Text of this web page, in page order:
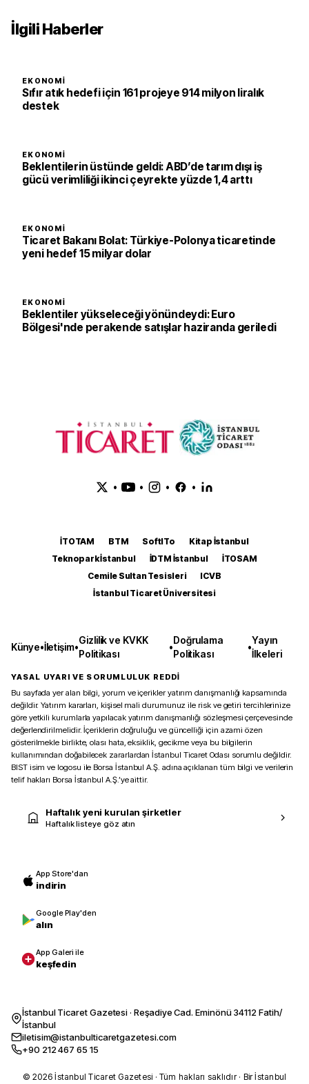
İlgili Haberler
EKONOMI
Sıfır atık hedefi için 161 projeye 914 milyon liralık
destek
EKONOMI
Beklentilerin üstünde geldi: ABD’de tarım dışı iş
gücü verimliliği ikinci çeyrekte yüzde 1,4 arttı
EKONOMI
Ticaret Bakanı Bolat: Türkiye-Polonya ticaretinde
yeni hedef 15 milyar dolar
EKONOMI
Beklentiler yükseleceği yönündeydi: Euro
Bölgesi'nde perakende satışlar haziranda geriledi
• • • •
İTOTAM BTM SoftITo
Kitap İstanbul
Teknopark İstanbul
İDTM İstanbul
İTOSAM
Cemile Sultan Tesisleri
ICVB
İstanbul Ticaret Üniversitesi
Künye•İletişim•
Gizlilik ve KVKK
Politikası
•
Doğrulama
Politikası
•
Yayın
İlkeleri
YASAL UYARI VE SORUMLULUK REDDİ
Bu sayfada yer alan bilgi, yorum ve içerikler yatırım danışmanlığı kapsamında
değildir. Yatırım kararları, kişisel mali durumunuz ile risk ve getiri tercihlerinize
göre yetkili kurumlarla yapılacak yatırım danışmanlığı sözleşmesi çerçevesinde
değerlendirilmelidir. İçeriklerin doğruluğu ve güncelliği için azami özen
gösterilmekle birlikte, olası hata, eksiklik, gecikme veya bu bilgilerin
kullanımından doğabilecek zararlardan İstanbul Ticaret Odası sorumlu değildir.
BIST isim ve logosu ile Borsa İstanbul A.Ş. adına açıklanan tüm bilgi ve verilerin
telif hakları Borsa İstanbul A.Ş.’ye aittir.
Haftalık yeni kurulan şirketler
Haftalık listeye göz atın
App Store'dan
indirin
Google Play'den
alın
App Galeri ile
keşfedin
İstanbul Ticaret Gazetesi · Reşadiye Cad. Eminönü 34112 Fatih/
İstanbul
iletisim@istanbulticaretgazetesi.com
+90 212 467 65 15
© 2026 İstanbul Ticaret Gazetesi · Tüm hakları saklıdır · Bir İstanbul